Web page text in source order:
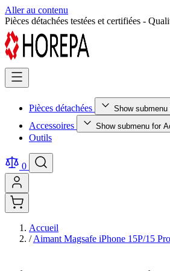
Aller au contenu
Retour facile sous 14 jours - Achetez en
Pièces détachées Show
Accessoires Show submenu for
Outils
0
Accueil
/ Aimant Magsafe iPhone 15P/15